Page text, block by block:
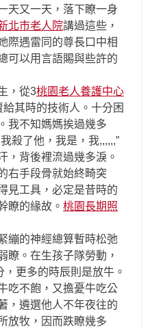
天又一天，落下瞭一身
北市老人院講過這些，
際遇雷同的尊長口中相
可以用言語賜與些許的
，從3桃園老人養護中心
其時的技術人。十分困
我不知媽媽挨過幾多
殺了他，我是，我,,,,,,”
，背後裡流過幾多淚。
右手段骨就始終畸突
見工具，必定是昔時的
瞭的緣故。 桃園長期照
的神經總算暫時松弛
瞭。在生孩子隊勞動，
更多的時辰則是放牛。
吃不飽，又擔憂牛吃公
，遴選他人不年夜往的
放牧，因而跌瞭幾多